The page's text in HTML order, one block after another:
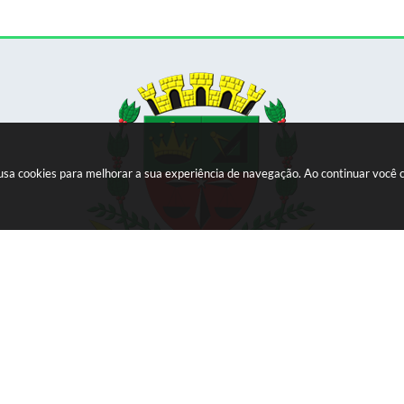
cookies para melhorar a sua experiência de navegação. Ao continuar você